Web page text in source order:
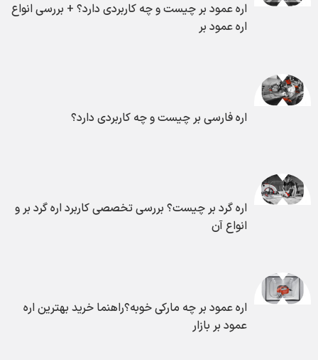
اره عمود بر چیست و چه کاربردی دارد؟ + بررسی انواع
اره عمود بر
اره فارسی بر چیست و چه کاربردی دارد؟
اره گرد بر چیست؟ بررسی تخصصی کاربرد اره گرد بر و
انواع آن
اره عمود بر چه مارکی خوبه؟راهنما خرید بهترین اره
عمود بر بازار